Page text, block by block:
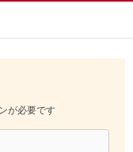
が必要です